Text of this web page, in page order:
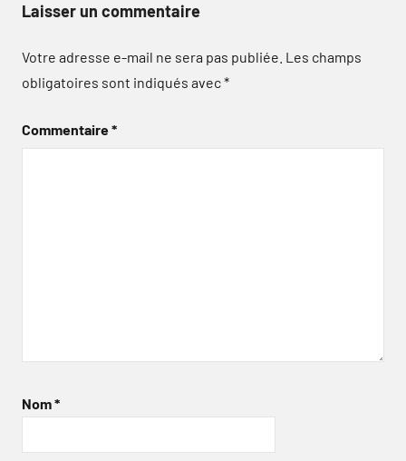
Laisser un commentaire
Votre adresse e-mail ne sera pas publiée. Les champs
obligatoires sont indiqués avec*
Commentaire*
Nom*